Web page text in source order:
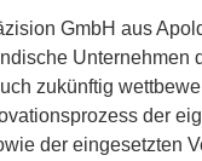
GmbH aus
Unternehmen
zukünftig
der
der eingesetzten